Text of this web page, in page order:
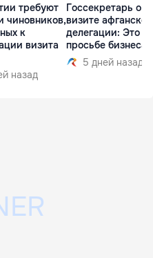
требуют
чиновников,
к
визита
назад
Госсекретарь о
визите афганской
делегации: Это по
просьбе бизнеса
5 дней назад